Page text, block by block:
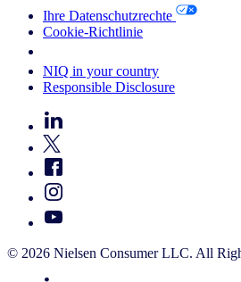
Ihre Datenschutzrechte
Cookie-Richtlinie
NIQ in your country
Responsible Disclosure
© 2026 Nielsen Consumer LLC. All